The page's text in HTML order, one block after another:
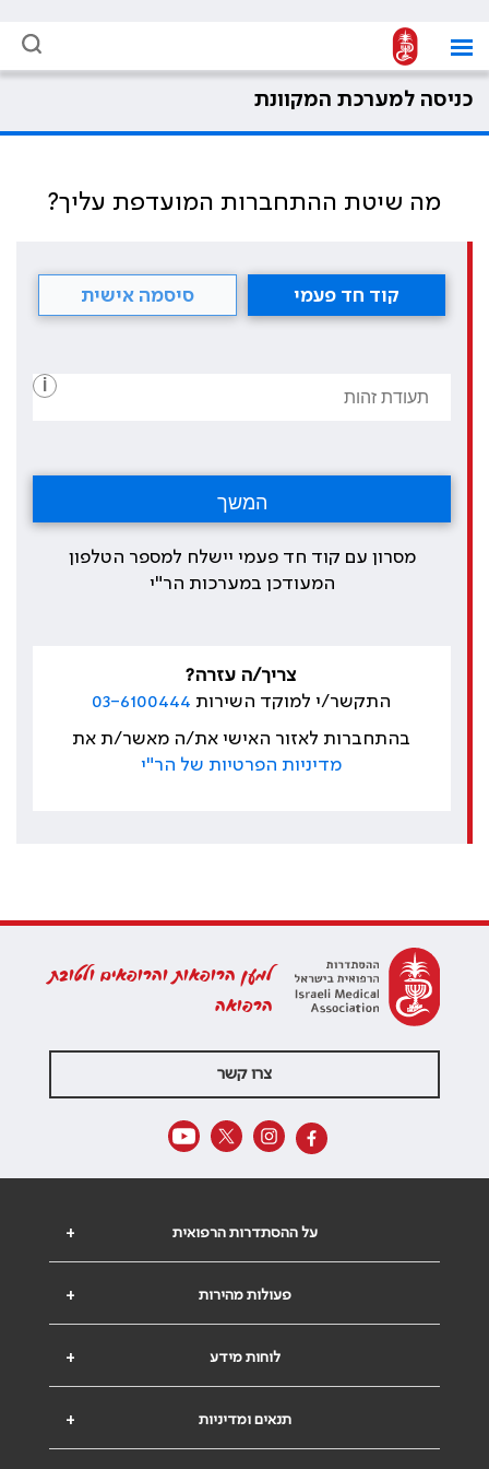
כניסה למערכת המקוונת
מה שיטת ההתחברות המועדפת עליך?
קוד חד פעמי סיסמה אישית
i
מסרון עם קוד חד פעמי יישלח למספר הטלפון
המעודכן במערכות הר"י
צריך/ה עזרה?
התקשר/י למוקד השירות 03-6100444
בהתחברות לאזור האישי את/ה מאשר/ת את
מדיניות הפרטיות של הר"י
למען הרופאות והרופאים ולטובת
הרפואה
צרו קשר
+ על ההסתדרות הרפואית
+ פעולות מהירות
+ לוחות מידע
+ תנאים ומדיניות